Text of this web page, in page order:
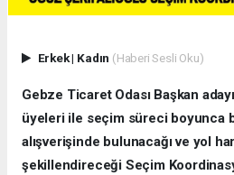
Erkek| Kadın (Haberi Sesli Oku)
Gebze Ticaret Odası Başkan
üyeleri ile seçim süreci boyunca
alışverişinde bulunacağı ve yol
şekillendireceği Seçim